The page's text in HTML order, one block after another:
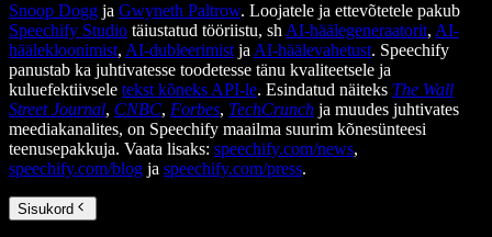
Snoop Dogg ja Gwyneth Paltrow. Loojatele ja ettevõtetele pakub
Speechify Studio täiustatud tööriistu, sh AI-häälegeneraatorit, AI-
häälekloonimist, AI-dubleerimist ja AI-häälevahetust. Speechify
panustab ka juhtivatesse toodetesse tänu kvaliteetsele ja
kuluefektiivsele tekst kõneks API-le. Esindatud näiteks The Wall
Street Journal, CNBC, Forbes, TechCrunch ja muudes juhtivates
meediakanalites, on Speechify maailma suurim kõnesünteesi
teenusepakkuja. Vaata lisaks: speechify.com/news,
speechify.com/blog ja speechify.com/press.
Sisukord